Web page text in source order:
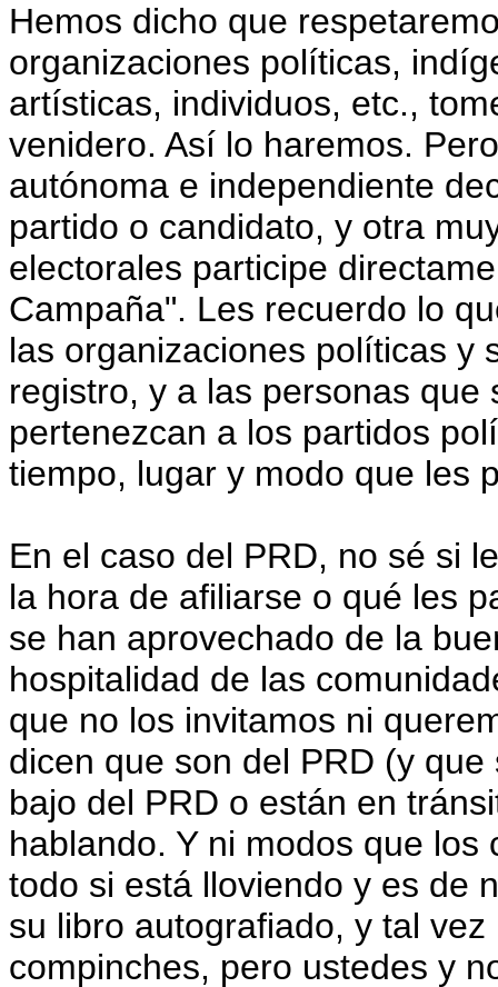
Hemos dicho que
organizaciones políticas,
artísticas, individuos, etc.,
venidero. Así lo haremos.
autónoma e independiente
partido o candidato, y otra
electorales participe
Campaña". Les recuerdo lo
las organizaciones políticas y
registro, y a las personas
pertenezcan a los partidos
tiempo, lugar y modo que les
En el caso del PRD, no sé si
la hora de afiliarse o qué les
se han aprovechado de la
hospitalidad de las
que no los invitamos ni
dicen que son del PRD (y
bajo del PRD o están en
hablando. Y ni modos que
todo si está lloviendo y es de
su libro autografiado, y tal
compinches, pero ustedes y